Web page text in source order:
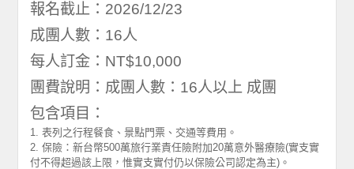
報名截止：2026/12/23
成團人數：16人
每人訂金：NT$10,000
團費說明：成團人數：16人以上 成團
包含項目：
1. 表列之行程餐食、景點門票、交通等費用。
2. 保險：新台幣500萬旅行業責任險附加20萬意外醫療險(實支實
付不得超過該上限，惟實支實付仍以保險公司認定為主)。